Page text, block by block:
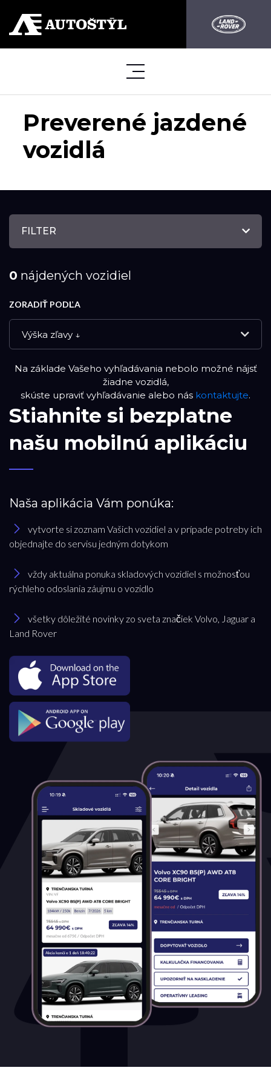
Preverené jazdené
vozidlá
FILTER
0 nájdených vozidiel
ZORADIŤ PODĽA
Výška zľavy ↓
DEMO VOZIDLÁ
APPROVED VOZIDLÁ
Značka
všetky
Pobočka
Bratislava
Trnava
Akciová ponuka
všetky
Benzín
Benzín+LPG
Diesel
Elektromobil
Hybrid
Mild hybrid benzín
Mild hybrid diesel
Prevodovka
Na základe Vašeho vyhľadávania nebolo možné nájsť
žiadne vozidlá,
skúste upraviť vyhľadávanie alebo nás kontaktujte.
Stiahnite si bezplatne
našu mobilnú aplikáciu
Naša aplikácia Vám ponúka:
vytvorte si zoznam Vašich vozidiel a v prípade potreby ich
objednajte do servisu jedným dotykom
vždy aktuálna ponuka skladových vozidiel s možnosťou
rýchleho odoslania záujmu o vozidlo
všetky dôležité novinky zo sveta značiek Volvo, Jaguar a
Land Rover